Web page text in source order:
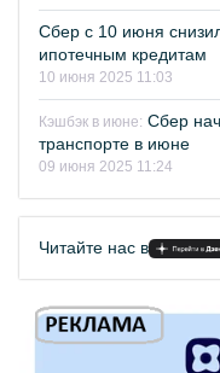
Сбер с 10 июня
ипотечным кредитам
10 июня 2025 11:03
Кэшбэк в июне: Сбер
транспорте в июне
09 июня 2025 11:24
Читайте нас в